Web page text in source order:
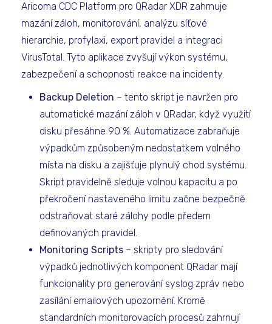
Aricoma CDC Platform pro QRadar XDR zahrnuje
mazání záloh, monitorování, analýzu síťové
hierarchie, profylaxi, export pravidel a integraci
VirusTotal. Tyto aplikace zvyšují výkon systému,
zabezpečení a schopnosti reakce na incidenty.
Backup Deletion – tento skript je navržen pro
automatické mazání záloh v QRadar, když využití
disku přesáhne 90 %. Automatizace zabraňuje
výpadkům způsobeným nedostatkem volného
místa na disku a zajišťuje plynulý chod systému.
Skript pravidelně sleduje volnou kapacitu a po
překročení nastaveného limitu začne bezpečně
odstraňovat staré zálohy podle předem
definovaných pravidel.
Monitoring Scripts – skripty pro sledování
výpadků jednotlivých komponent QRadar mají
funkcionality pro generování syslog zpráv nebo
zasílání emailových upozornění. Kromě
standardních monitorovacích procesů zahrnují